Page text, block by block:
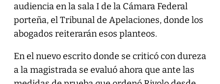
audiencia en la sala I de la Cámara Federal
porteña, el Tribunal de Apelaciones, donde los
abogados reiterarán esos planteos.
En el nuevo escrito donde se criticó con dureza
a la magistrada se evaluó ahora que ante las